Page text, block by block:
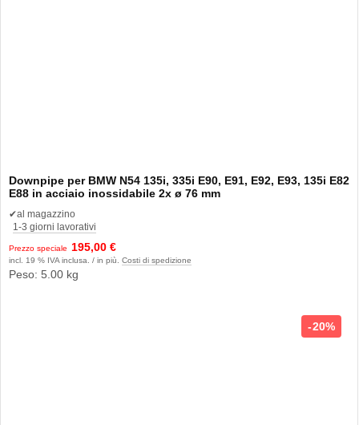
Downpipe per BMW N54 135i, 335i E90, E91, E92, E93, 135i E82
E88 in acciaio inossidabile 2x ø 76 mm
✔al magazzino
1-3 giorni lavorativi
Prezzo speciale 195,00 €
incl. 19 % IVA inclusa. / in più. Costi di spedizione
Peso: 5.00 kg
20%